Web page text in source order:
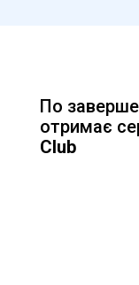
По
отримає
Club